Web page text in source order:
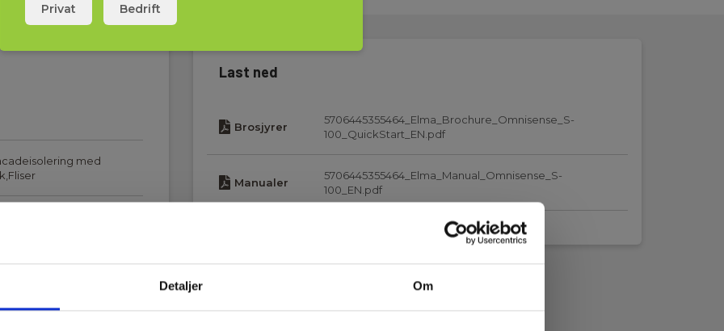
Detaljer Om
med
innstikkselektroder
Last ned
Brosjyrer
5706445355464_Elma_Brochure_Omnisense_S-
100_QuickStart_EN.pdf
Manualer
5706445355464_Elma_Manual_Omnisense_S-
100_EN.pdf
Privat Bedrift